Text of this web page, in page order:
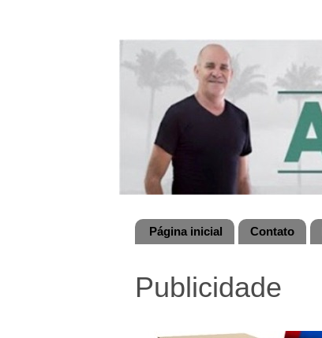
Página inicial Contato
Publicidade